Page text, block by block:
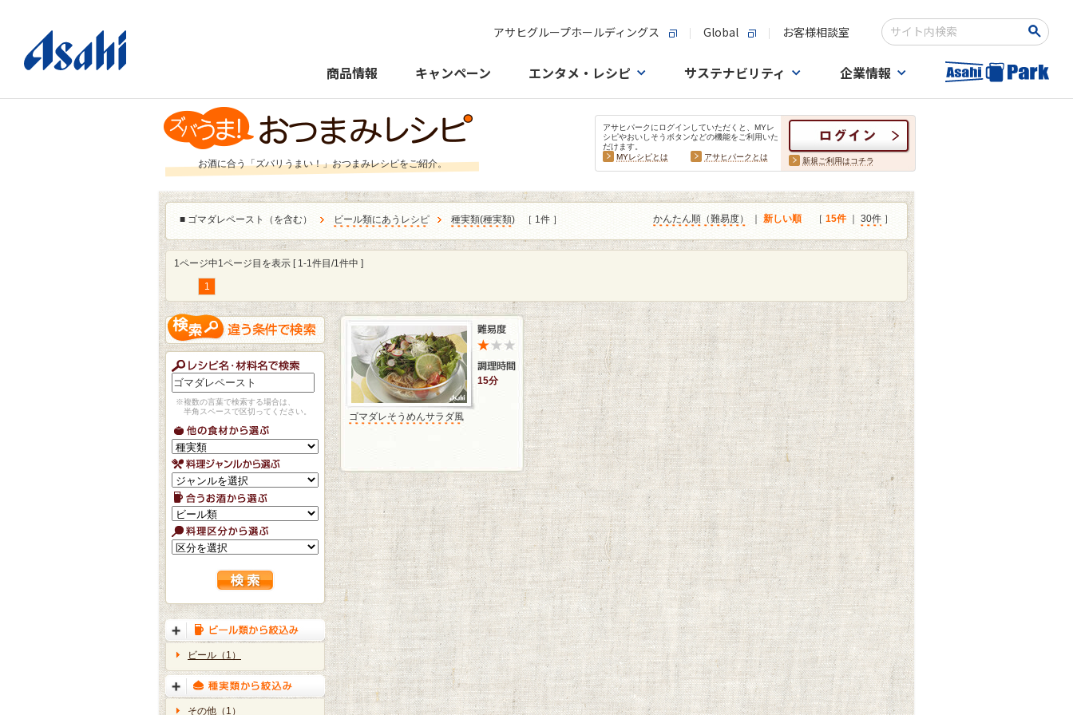
アサヒグループホールディングス Global お客様相談室
検索キーワード入力
商品情報 キャンペーン エンタメ・レシピ サステナビリティ 企業情報
お酒に合う「ズバリうまい！」おつまみレシピをご紹介。
アサヒパークにログインしていただくと、MYレ
シピやおいしそうボタンなどの機能をご利用いた
だけます。
MYレシピとは
アサヒパークとは 新規ご利用はコチラ
■ ゴマダレペースト（を含む） ビール類にあうレシピ 種実類(種実類) ［ 1件 ］ かんたん順（難易度） 新しい順 ［ 15件｜ 30件 ］
1ページ中1ページ目を表示 [ 1-1件目/1件中 ]
1
※複数の言葉で検索する場合は、
半角スペースで区切ってください。
ビール（1）
その他（1）
15分
ゴマダレそうめんサラダ風